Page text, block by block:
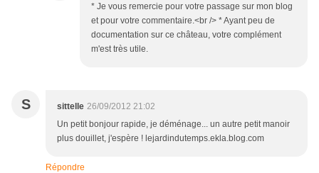
* Je vous remercie pour votre passage sur mon blog
et pour votre commentaire.<br /> * Ayant peu de
documentation sur ce château, votre complément
m'est très utile.
S sittelle 26/09/2012 21:02
Un petit bonjour rapide, je déménage... un autre petit manoir
plus douillet, j'espère ! lejardindutemps.ekla.blog.com
Répondre